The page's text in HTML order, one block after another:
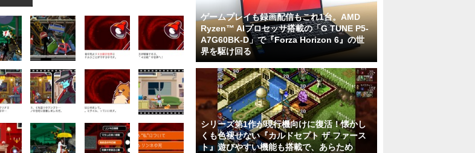
ゲームプレイも録画配信もこれ1台。AMD
Ryzen™ AIプロセッサ搭載の「G TUNE P5-
A7G60BK-D」で『Forza Horizon 6』の世
界を駆け回る
シリーズ第1作が現行機向けに復活！懐かし
くも色褪せない『カルドセプト ザ ファース
ト』遊びやすい機能も搭載で、あらため